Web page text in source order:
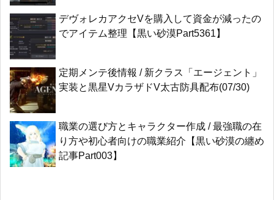
デヴォレカアクセVを購入して資金が減ったの
でアイテム整理【黒い砂漠Part5361】
定期メンテ後情報 / 新クラス「エージェント」
実装と黒星VカラザドV太古防具配布(07/30)
職業の選び方とキャラクター作成 / 最強職の在
り方や初心者向けの職業紹介【黒い砂漠の纏め
記事Part003】